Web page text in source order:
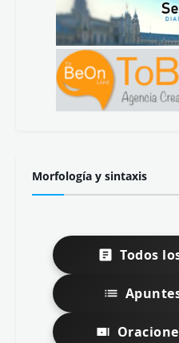
Morfología y sintaxis
Todos